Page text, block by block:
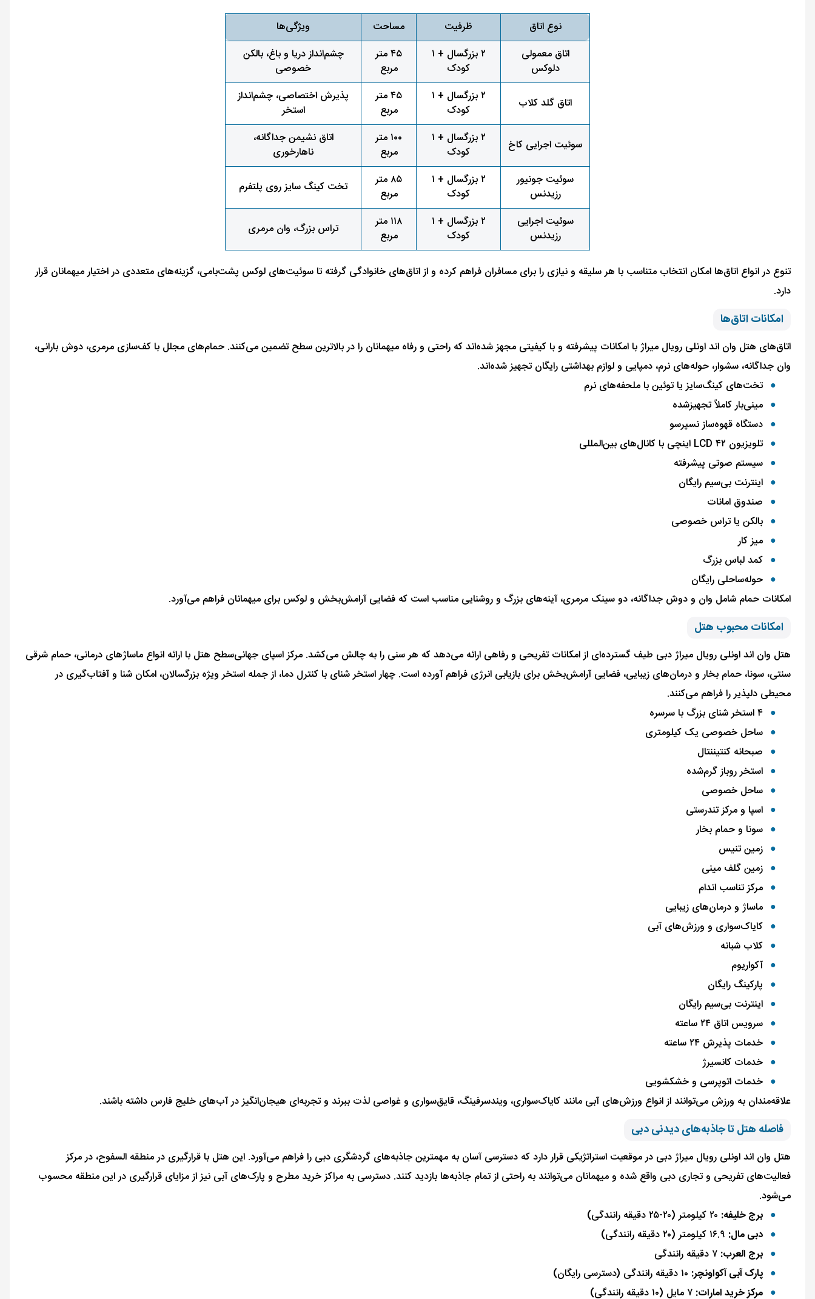
نوع اتاق ظرفیت مساحت
ویژگی‌ها
اتاق معمولی
دلوکس
۲ بزرگسال + ۱
کودک
۴۵ متر
مربع
چشم‌انداز دریا و باغ، بالکن
خصوصی
اتاق گلد کلاب
۲ بزرگسال + ۱
کودک
۴۵ متر
مربع
پذیرش اختصاصی، چشم‌انداز
استخر
سوئیت اجرایی کاخ
۲ بزرگسال + ۱
کودک
۱۰۰ متر
مربع
اتاق نشیمن جداگانه،
ناهارخوری
سوئیت جونیور
رزیدنس
۲ بزرگسال + ۱
کودک
۸۵ متر
مربع
تخت کینگ سایز روی پلتفرم
سوئیت اجرایی
رزیدنس
۲ بزرگسال + ۱
کودک
۱۱۸ متر
مربع
تراس بزرگ، وان مرمری
تنوع در انواع اتاق‌ها امکان انتخاب متناسب با هر سلیقه و نیازی را برای مسافران فراهم کرده و از اتاق‌های خانوادگی گرفته تا سوئیت‌های لوکس پشت‌بامی، گزینه‌های متعددی در اختیار میهمانان قرار
دارد.
امکانات اتاق‌ها
اتاق‌های هتل وان اند اونلی رویال میراژ با امکانات پیشرفته و با کیفیتی مجهز شده‌اند که راحتی و رفاه میهمانان را در بالاترین سطح تضمین می‌کنند. حمام‌های مجلل با کف‌سازی مرمری، دوش بارانی،
وان جداگانه، سشوار، حوله‌های نرم، دمپایی و لوازم بهداشتی رایگان تجهیز شده‌اند.
تخت‌های کینگ‌سایز یا توئین با ملحفه‌های نرم
مینی‌بار کاملاً تجهیز‌شده
دستگاه قهوه‌ساز نسپرسو
تلویزیون LCD ۴۲ اینچی با کانال‌های بین‌المللی
سیستم صوتی پیشرفته
اینترنت بی‌سیم رایگان
صندوق امانات
بالکن یا تراس خصوصی
میز کار
کمد لباس بزرگ
حوله‌ساحلی رایگان
امکانات حمام شامل وان و دوش جداگانه، دو سینک مرمری، آینه‌های بزرگ و روشنایی مناسب است که فضایی آرامش‌بخش و لوکس برای میهمانان فراهم می‌آورد.
امکانات محبوب هتل
هتل وان اند اونلی رویال میراژ دبی طیف گسترده‌ای از امکانات تفریحی و رفاهی ارائه می‌دهد که هر سنی را به چالش می‌کشد. مرکز اسپای جهانی‌سطح هتل با ارائه انواع ماساژهای درمانی، حمام شرقی
سنتی، سونا، حمام بخار و درمان‌های زیبایی، فضایی آرامش‌بخش برای بازیابی انرژی فراهم آورده است. چهار استخر شنای با کنترل دما، از جمله استخر ویژه بزرگسالان، امکان شنا و آفتاب‌گیری در
محیطی دلپذیر را فراهم می‌کنند.
۴ استخر شنای بزرگ با سرسره
ساحل خصوصی یک کیلومتری
صبحانه کنتیننتال
استخر روباز گرم‌شده
ساحل خصوصی
اسپا و مرکز تندرستی
سونا و حمام بخار
زمین تنیس
زمین گلف مینی
مرکز تناسب اندام
ماساژ و درمان‌های زیبایی
کایاک‌سواری و ورزش‌های آبی
کلاب شبانه
آکواریوم
پارکینگ رایگان
اینترنت بی‌سیم رایگان
سرویس اتاق ۲۴ ساعته
خدمات پذیرش ۲۴ ساعته
خدمات کانسیرژ
خدمات اتوپرسی و خشکشویی
علاقه‌مندان به ورزش می‌توانند از انواع ورزش‌های آبی مانند کایاک‌سواری، ویندسرفینگ، قایق‌سواری و غواصی لذت ببرند و تجربه‌ای هیجان‌انگیز در آب‌های خلیج فارس داشته باشند.
فاصله هتل تا جاذبه‌های دیدنی دبی
هتل وان اند اونلی رویال میراژ دبی در موقعیت استراتژیکی قرار دارد که دسترسی آسان به مهمترین جاذبه‌های گردشگری دبی را فراهم می‌آورد. این هتل با قرارگیری در منطقه السفوح، در مرکز
فعالیت‌های تفریحی و تجاری دبی واقع شده و میهمانان می‌توانند به راحتی از تمام جاذبه‌ها بازدید کنند. دسترسی به مراکز خرید مطرح و پارک‌های آبی نیز از مزایای قرارگیری در این منطقه محسوب
می‌شود.
برج خلیفه:
دبی مال:
برج العرب:
پارک آبی آکواونچر:
مرکز خرید امارات: